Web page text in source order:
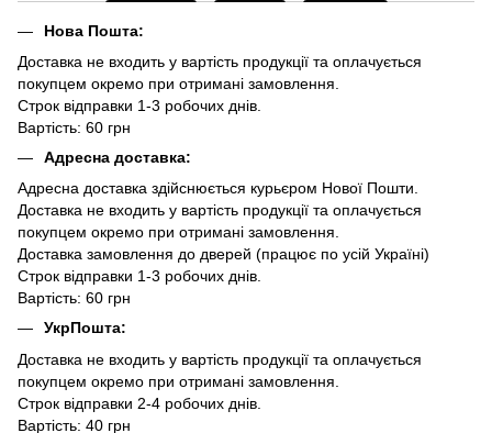
Нова Пошта:
Доставка не входить у вартість продукції та оплачується
покупцем окремо при отримані замовлення.
Строк відправки 1-3 робочих днів.
Вартість: 60 грн
Адресна доставка:
Адресна доставка здійснюється курьєром Нової Пошти.
Доставка не входить у вартість продукції та оплачується
покупцем окремо при отримані замовлення.
Доставка замовлення до дверей (працює по усій Україні)
Строк відправки 1-3 робочих днів.
Вартість: 60 грн
УкрПошта:
Доставка не входить у вартість продукції та оплачується
покупцем окремо при отримані замовлення.
Строк відправки 2-4 робочих днів.
Вартість: 40 грн